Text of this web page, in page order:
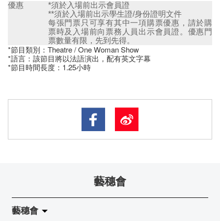
優惠
*須於入場前出示會員證
**須於入場前出示學生證/身份證明文件
每張門票只可享有其中一項購票優惠，請於購
票時及入場前向票務人員出示會員證。優惠門
票數量有限，先到先得。
*節目類別：Theatre / One Woman Show
*語言：該節目將以法語演出，配有英文字幕
*節目時間長度：1.25小時
藝穗會
藝穗會